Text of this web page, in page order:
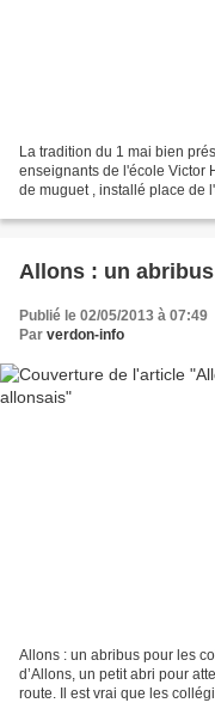
La tradition du 1 mai bien
enseignants de l'école Victor
de muguet , installé place de
Allons : un
Publié le 02/05/2013 à 07:49
Par verdon-info
Allons : un abribus pour les
d’Allons, un petit abri pour
route. Il est vrai que les